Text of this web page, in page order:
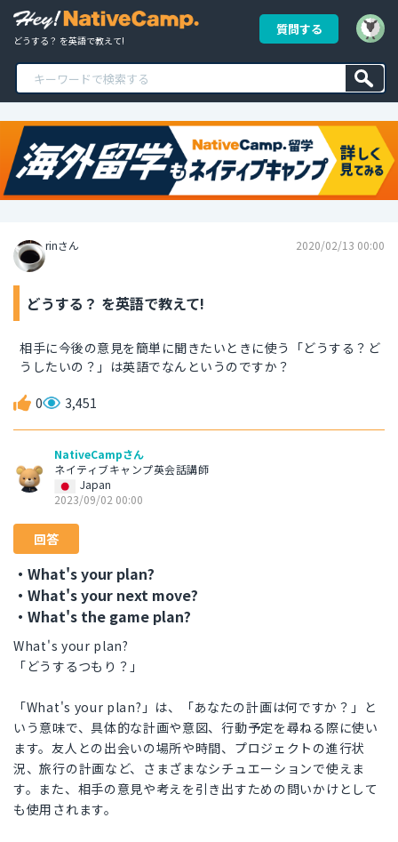
どうする？ を英語で教えて!
質問する
rinさん 2020/02/13 00:00
どうする？ を英語で教えて!
相手に今後の意見を簡単に聞きたいときに使う「どうする？ど
うしたいの？」は英語でなんというのですか？
0 3,451
NativeCampさん
ネイティブキャンプ英会話講師
Japan
2023/09/02 00:00
回答
・What's your plan?
・What's your next move?
・What's the game plan?
What's your plan?
「どうするつもり？」
「What's your plan?」は、「あなたの計画は何ですか？」と
いう意味で、具体的な計画や意図、行動予定を尋ねる際に使い
ます。友人との出会いの場所や時間、プロジェクトの進行状
況、旅行の計画など、さまざまなシチュエーションで使えま
す。また、相手の意見や考えを引き出すための問いかけとして
も使用されます。